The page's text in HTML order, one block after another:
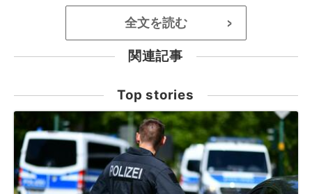
全文を読む >
関連記事
Top stories